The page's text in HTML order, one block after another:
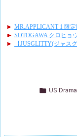
 US Drama